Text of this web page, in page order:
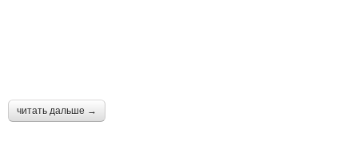
читать дальше →